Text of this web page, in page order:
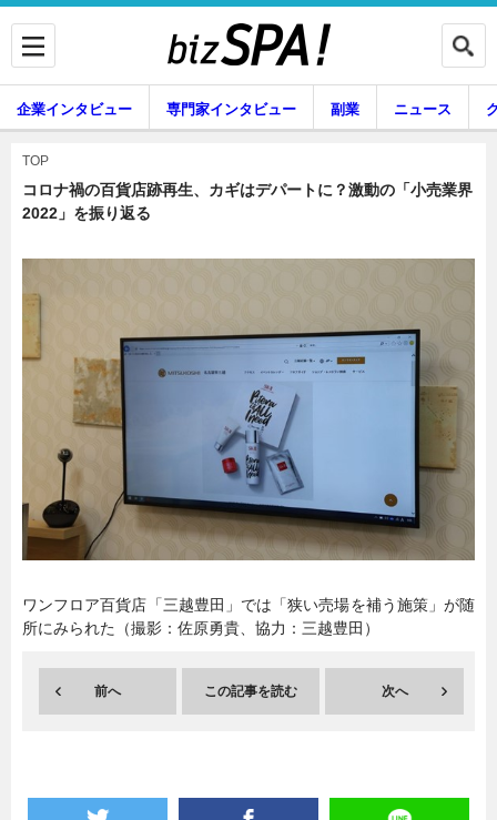
副業 ニュース
暮らし エンタメ
連載一覧
企業インタビュー 専門家インタビュー 副業 ニュース
暮らし
TOP
コロナ禍の百貨店跡再生、カギはデパートに？激動の「小売業界
2022」を振り返る
ワンフロア百貨店「三越豊田」では「狭い売場を補う施策」が随
所にみられた（撮影：佐原勇貴、協力：三越豊田）
前へ この記事を読む 次へ